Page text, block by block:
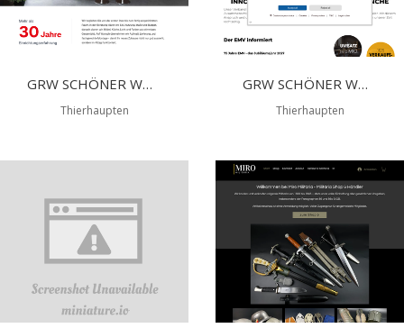
GRW SCHÖNER WOHNEN GMBH
Thierhaupten
GRW SCHÖNER WOHNEN GMBH
Thierhaupten